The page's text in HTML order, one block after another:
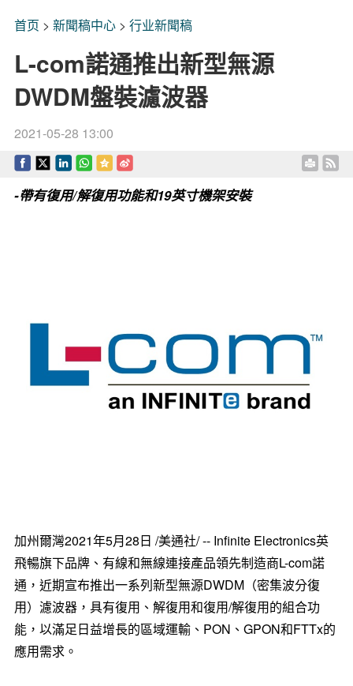
首页 > 新聞稿中心> 行业新聞稿
L-com諾通推出新型無源
DWDM盤裝濾波器
2021-05-28 13:00
-帶有復用/解復用功能和19英寸機架安裝
加州爾灣2021年5月28日 /美通社/ -- Infinite Electronics英
飛暢旗下品牌、有線和無線連接產品領先制造商L-com諾
通，近期宣布推出一系列新型無源DWDM（密集波分復
用）濾波器，具有復用、解復用和復用/解復用的組合功
能，以滿足日益增長的區域運輸、PON、GPON和FTTx的
應用需求。